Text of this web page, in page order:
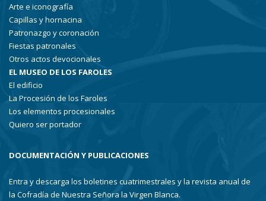
Arte e iconografía
Capillas y hornacina
Patronazgo y coronación
Fiestas patronales
Otros actos devocionales
EL MUSEO DE LOS FAROLES
El edificio
La Procesión de los Faroles
Los elementos procesionales
Quiero ser portador
DOCUMENTACIÓN Y PUBLICACIONES
Entra y descarga los boletines cuatrimestrales y la revista anual de
la Cofradía de Nuestra Señora la Virgen Blanca.